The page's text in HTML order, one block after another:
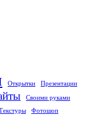
Открытки Презентации
Своими руками
Фотошоп